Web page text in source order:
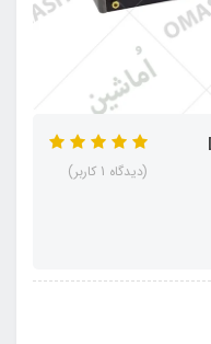
(دیدگاه 1 کاربر)